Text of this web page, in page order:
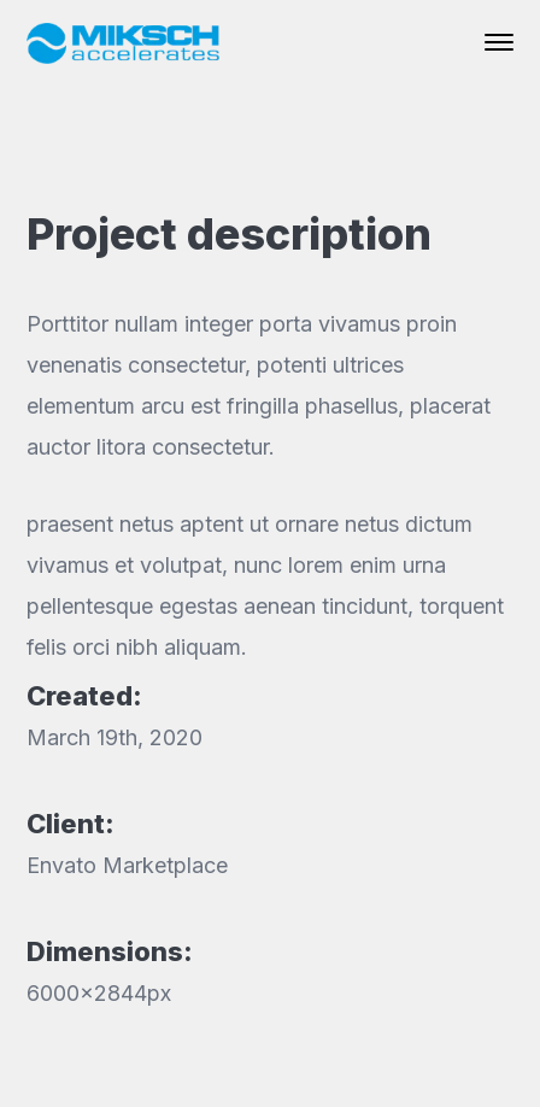
Project description
Porttitor nullam integer porta vivamus proin
venenatis consectetur, potenti ultrices
elementum arcu est fringilla phasellus, placerat
auctor litora consectetur.
praesent netus aptent ut ornare netus dictum
vivamus et volutpat, nunc lorem enim urna
pellentesque egestas aenean tincidunt, torquent
felis orci nibh aliquam.
Created:
March 19th, 2020
Client:
Envato Marketplace
Dimensions:
6000x2844px